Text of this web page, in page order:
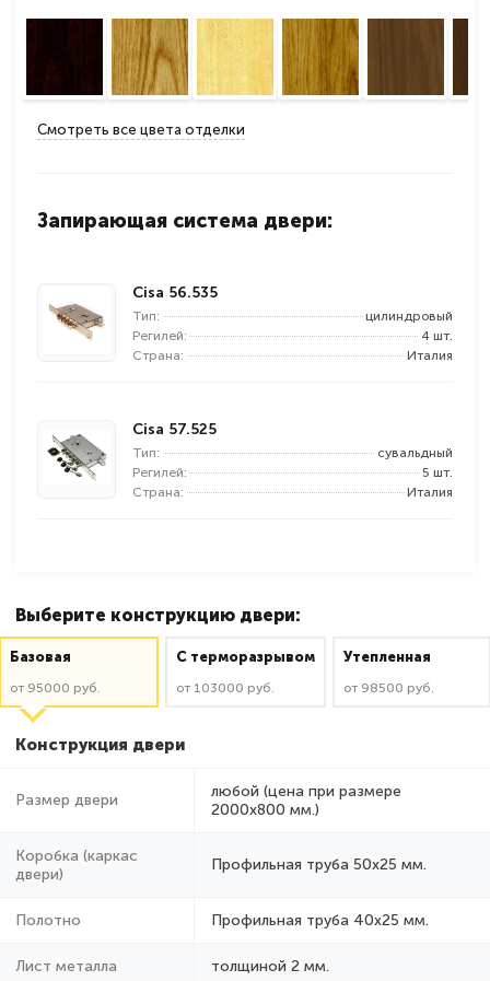
Смотреть все цвета отделки
Запирающая система двери:
Cisa 56.535
Тип:
цилиндровый
Регилей:
4 шт.
Страна:
Италия
Cisa 57.525
Тип:
сувальдный
Регилей:
5 шт.
Страна:
Италия
Выберите конструкцию двери:
Базовая
от 95000 руб.
C терморазрывом
от 103000 руб.
Утепленная
от 98500 руб.
Конструкция двери
Размер двери
любой (цена при размере
2000x800 мм.)
Коробка (каркас
двери)
Профильная труба 50х25 мм.
Полотно Профильная труба 40х25 мм.
Лист металла толщиной 2 мм.